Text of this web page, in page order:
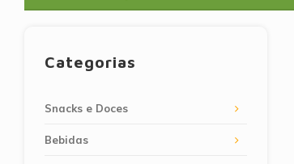
Categorias
Snacks e Doces
Bebidas